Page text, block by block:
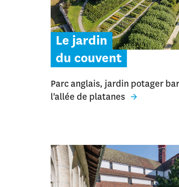
Le jardin
du couvent
Parc anglais, jardin potager
l'allée de platanes